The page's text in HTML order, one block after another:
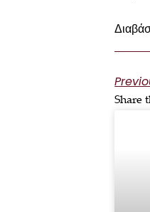
Share